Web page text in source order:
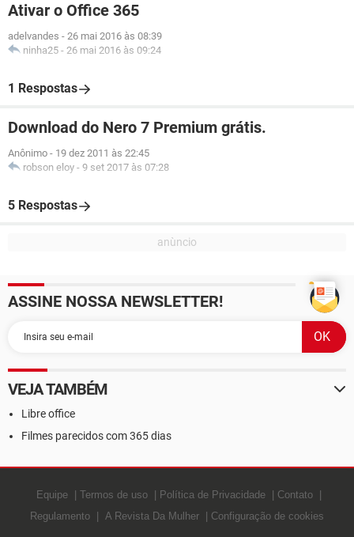
Ativar o Office 365
adelvandes - 26 mai 2016 às 08:39
ninha25 - 26 mai 2016 às 09:24
1 Respostas
Download do Nero 7 Premium grátis.
Anônimo - 19 dez 2011 às 22:45
robson eloy - 9 set 2017 às 07:28
5 Respostas
ASSINE NOSSA NEWSLETTER!
VEJA TAMBÉM
Libre office
Filmes parecidos com 365 dias
Equipe Termos de uso Política de Privacidade
Contato
Regulamento
A Revista Da Mulher Configuração de cookies